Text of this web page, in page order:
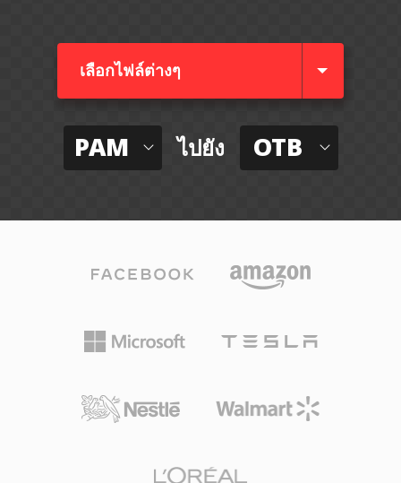
เลือกไฟล์ต่างๆ​
PAM ไปยัง OTB